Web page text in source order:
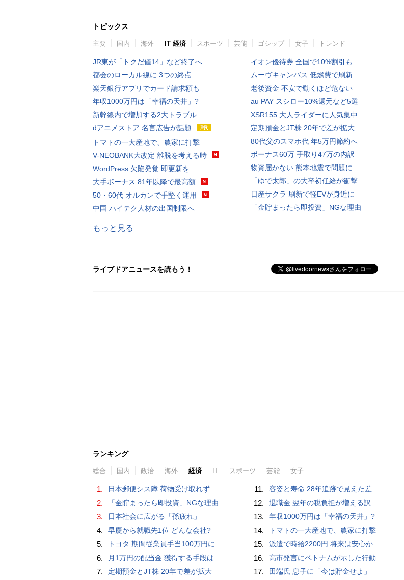
トピックス
主要 国内 海外 IT 経済 スポーツ 芸能 ゴシップ 女子 トレンド
JR東が「トクだ値14」など終了へ
都会のローカル線に 3つの終点
楽天銀行アプリでカード請求額も
年収1000万円は「幸福の天井」?
新幹線内で増加する2大トラブル
dアニメストア 名言広告が話題
トマトの一大産地で、農家に打撃
V-NEOBANK大改定 離脱を考える時
WordPress 欠陥発覚 即更新を
大手ボーナス 81年以降で最高額
50・60代 オルカンで手堅く運用
中国 ハイテク人材の出国制限へ
イオン優待券 全国で10%割引も
ムーヴキャンバス 低燃費で刷新
老後資金 不安で動くほど危ない
au PAY スシロー10%還元など5選
XSR155 大人ライダーに人気集中
定期預金とJT株 20年で差が拡大
80代父のスマホ代 年5万円節約へ
ボーナス60万 手取り47万の内訳
物資届かない 熊本地震で問題に
「ゆで太郎」の大卒初任給が衝撃
日産サクラ 刷新で軽EVが身近に
「金貯まったら即投資」NGな理由
もっと見る
ライブドアニュースを読もう！
ランキング
総合 国内 政治 海外 経済 IT スポーツ 芸能 女子
1. 日本郵便シス障 荷物受け取れず
2. 「金貯まったら即投資」NGな理由
3. 日本社会に広がる「孫疲れ」
4. 早慶から就職先1位 どんな会社?
5. トヨタ 期間従業員手当100万円に
6. 月1万円の配当金 獲得する手段は
7. 定期預金とJT株 20年で差が拡大
11. 容姿と寿命 28年追跡で見えた差
12. 退職金 翌年の税負担が増える訳
13. 年収1000万円は「幸福の天井」?
14. トマトの一大産地で、農家に打撃
15. 派遣で時給2200円 将来は安心か
16. 高市発言にベトナムが示した行動
17. 田端氏 息子に「今は貯金せよ」